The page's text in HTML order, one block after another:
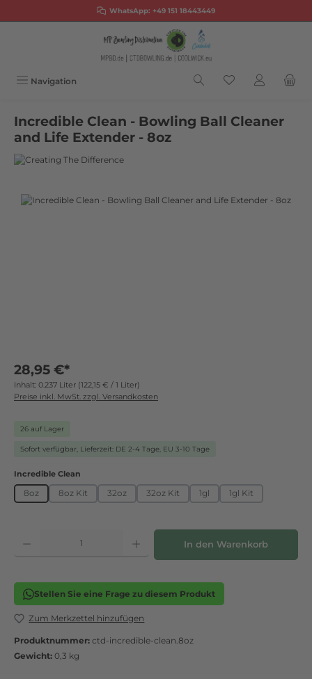
Zum Hauptinhalt springenWhatsApp: +49 151 18443449
Navigation
Incredible Clean - Bowling Ball Cleaner
and Life Extender - 8oz
Bildergalerie überspringen
28,95 €*
Inhalt: 0.237 Liter (122,15 € / 1 Liter)
Preise inkl. MwSt. zzgl. Versandkosten
26 auf Lager
Sofort verfügbar, Lieferzeit: DE 2-4 Tage, EU 3-10 Tage
Incredible Clean
8oz 8oz Kit 32oz 32oz Kit 1gl 1gl Kit
Produkt Anzahl: Gib den gewünschten Wert ein oder benutze die
In den Warenkorb
Stellen Sie eine Frage zu diesem Produkt
Zum Merkzettel hinzufügen
Produktnummer: ctd-incredible-clean.8oz
Gewicht: 0,3 kg